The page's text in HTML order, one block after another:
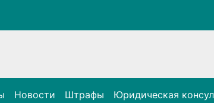
Новости Штрафы Юридическая